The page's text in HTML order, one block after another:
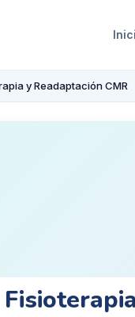
y Readaptación CMR